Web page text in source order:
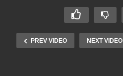
PREV VIDEO NEXT VIDEO